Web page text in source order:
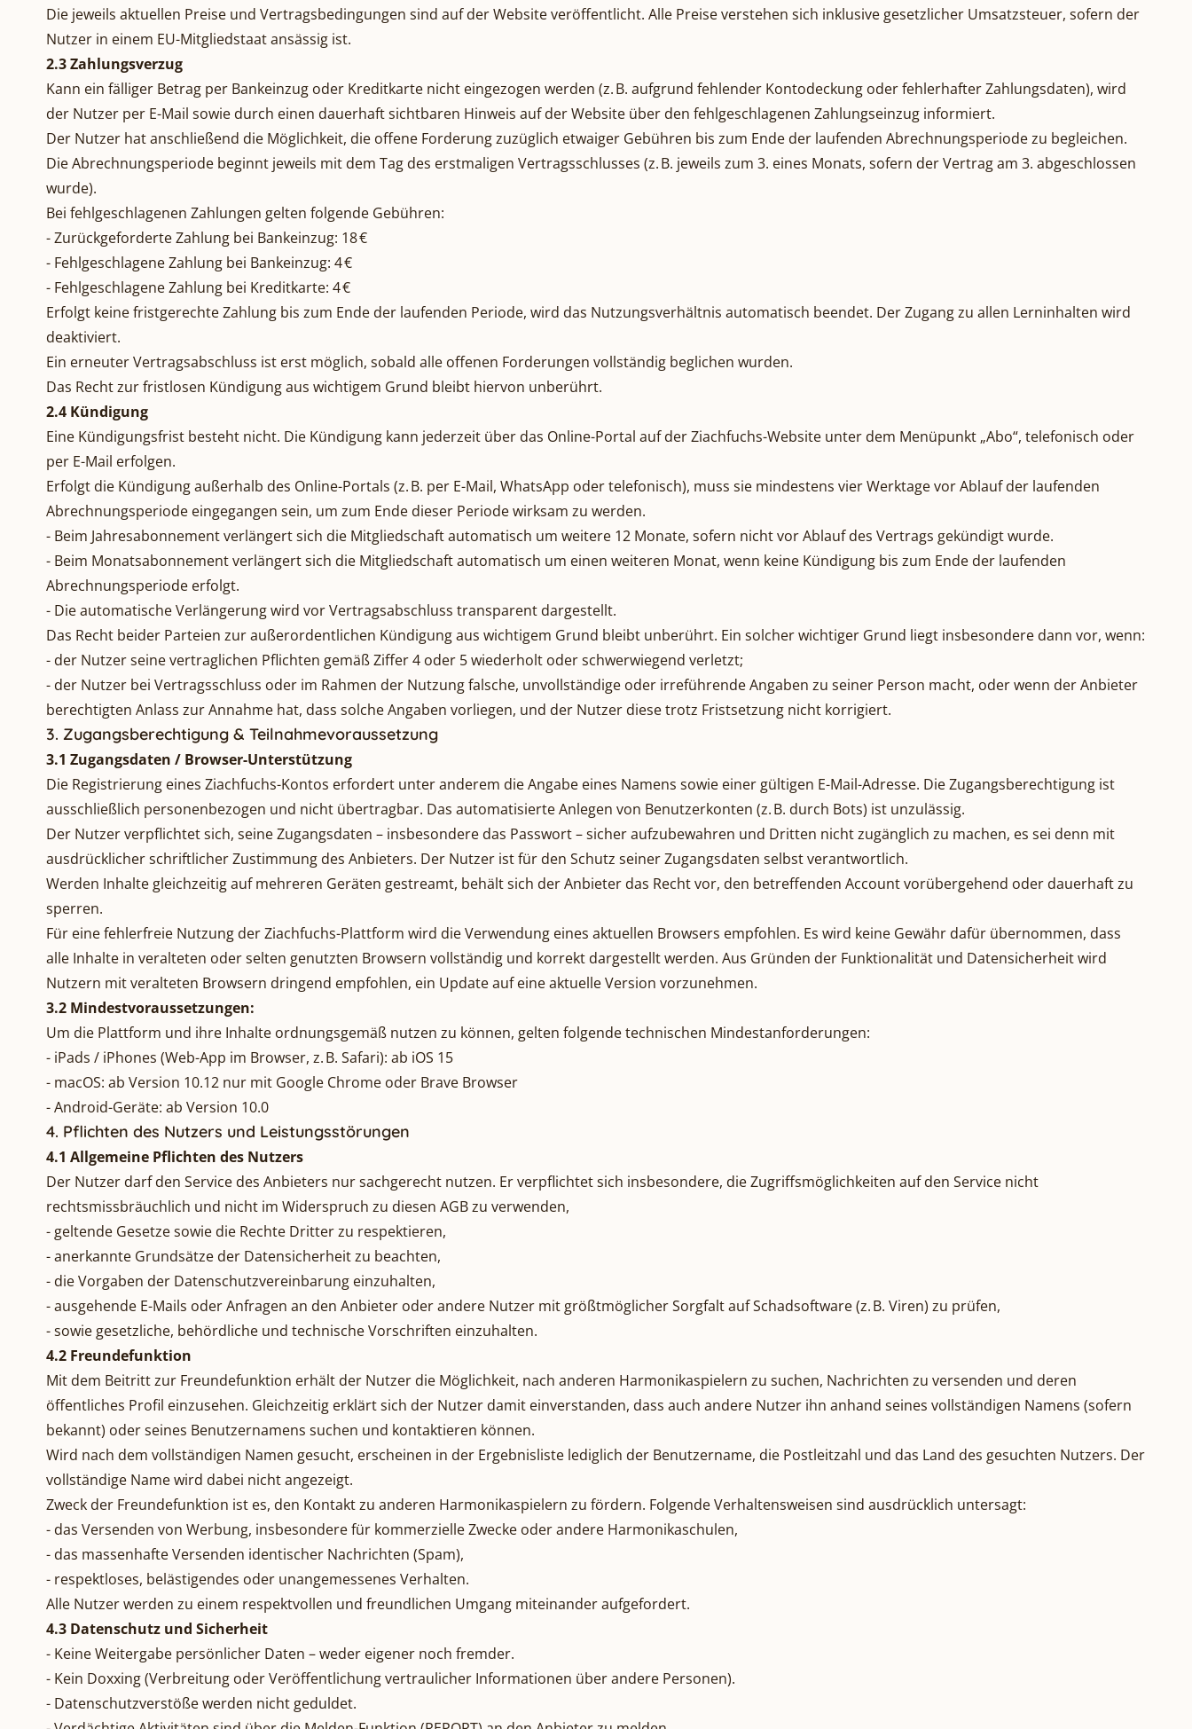
Die jeweils aktuellen Preise und Vertragsbedingungen sind auf der Website veröffentlicht. Alle Preise verstehen sich inklusive gesetzlicher Umsatzsteuer, sofern der
Nutzer in einem EU-Mitgliedstaat ansässig ist.
2.3 Zahlungsverzug
Kann ein fälliger Betrag per Bankeinzug oder Kreditkarte nicht eingezogen werden (z. B. aufgrund fehlender Kontodeckung oder fehlerhafter Zahlungsdaten), wird
der Nutzer per E-Mail sowie durch einen dauerhaft sichtbaren Hinweis auf der Website über den fehlgeschlagenen Zahlungseinzug informiert.
Der Nutzer hat anschließend die Möglichkeit, die offene Forderung zuzüglich etwaiger Gebühren bis zum Ende der laufenden Abrechnungsperiode zu begleichen.
Die Abrechnungsperiode beginnt jeweils mit dem Tag des erstmaligen Vertragsschlusses (z. B. jeweils zum 3. eines Monats, sofern der Vertrag am 3. abgeschlossen
wurde).
Bei fehlgeschlagenen Zahlungen gelten folgende Gebühren:
- Zurückgeforderte Zahlung bei Bankeinzug: 18 €
- Fehlgeschlagene Zahlung bei Bankeinzug: 4 €
- Fehlgeschlagene Zahlung bei Kreditkarte: 4 €
Erfolgt keine fristgerechte Zahlung bis zum Ende der laufenden Periode, wird das Nutzungsverhältnis automatisch beendet. Der Zugang zu allen Lerninhalten wird
deaktiviert.
Ein erneuter Vertragsabschluss ist erst möglich, sobald alle offenen Forderungen vollständig beglichen wurden.
Das Recht zur fristlosen Kündigung aus wichtigem Grund bleibt hiervon unberührt.
2.4 Kündigung
Eine Kündigungsfrist besteht nicht. Die Kündigung kann jederzeit über das Online-Portal auf der Ziachfuchs-Website unter dem Menüpunkt „Abo“, telefonisch oder
per E-Mail erfolgen.
Erfolgt die Kündigung außerhalb des Online-Portals (z. B. per E-Mail, WhatsApp oder telefonisch), muss sie mindestens vier Werktage vor Ablauf der laufenden
Abrechnungsperiode eingegangen sein, um zum Ende dieser Periode wirksam zu werden.
- Beim Jahresabonnement verlängert sich die Mitgliedschaft automatisch um weitere 12 Monate, sofern nicht vor Ablauf des Vertrags gekündigt wurde.
- Beim Monatsabonnement verlängert sich die Mitgliedschaft automatisch um einen weiteren Monat, wenn keine Kündigung bis zum Ende der laufenden
Abrechnungsperiode erfolgt.
- Die automatische Verlängerung wird vor Vertragsabschluss transparent dargestellt.
Das Recht beider Parteien zur außerordentlichen Kündigung aus wichtigem Grund bleibt unberührt. Ein solcher wichtiger Grund liegt insbesondere dann vor, wenn:
- der Nutzer seine vertraglichen Pflichten gemäß Ziffer 4 oder 5 wiederholt oder schwerwiegend verletzt;
- der Nutzer bei Vertragsschluss oder im Rahmen der Nutzung falsche, unvollständige oder irreführende Angaben zu seiner Person macht, oder wenn der Anbieter
berechtigten Anlass zur Annahme hat, dass solche Angaben vorliegen, und der Nutzer diese trotz Fristsetzung nicht korrigiert.
3. Zugangsberechtigung & Teilnahmevoraussetzung
3.1 Zugangsdaten / Browser-Unterstützung
Die Registrierung eines Ziachfuchs-Kontos erfordert unter anderem die Angabe eines Namens sowie einer gültigen E-Mail-Adresse. Die Zugangsberechtigung ist
ausschließlich personenbezogen und nicht übertragbar. Das automatisierte Anlegen von Benutzerkonten (z. B. durch Bots) ist unzulässig.
Der Nutzer verpflichtet sich, seine Zugangsdaten – insbesondere das Passwort – sicher aufzubewahren und Dritten nicht zugänglich zu machen, es sei denn mit
ausdrücklicher schriftlicher Zustimmung des Anbieters. Der Nutzer ist für den Schutz seiner Zugangsdaten selbst verantwortlich.
Werden Inhalte gleichzeitig auf mehreren Geräten gestreamt, behält sich der Anbieter das Recht vor, den betreffenden Account vorübergehend oder dauerhaft zu
sperren.
Für eine fehlerfreie Nutzung der Ziachfuchs-Plattform wird die Verwendung eines aktuellen Browsers empfohlen. Es wird keine Gewähr dafür übernommen, dass
alle Inhalte in veralteten oder selten genutzten Browsern vollständig und korrekt dargestellt werden. Aus Gründen der Funktionalität und Datensicherheit wird
Nutzern mit veralteten Browsern dringend empfohlen, ein Update auf eine aktuelle Version vorzunehmen.
3.2 Mindestvoraussetzungen:
Um die Plattform und ihre Inhalte ordnungsgemäß nutzen zu können, gelten folgende technischen Mindestanforderungen:
- iPads / iPhones (Web-App im Browser, z. B. Safari): ab iOS 15
- macOS: ab Version 10.12 nur mit Google Chrome oder Brave Browser
- Android-Geräte: ab Version 10.0
4. Pflichten des Nutzers und Leistungsstörungen
4.1 Allgemeine Pflichten des Nutzers
Der Nutzer darf den Service des Anbieters nur sachgerecht nutzen. Er verpflichtet sich insbesondere, die Zugriffsmöglichkeiten auf den Service nicht
rechtsmissbräuchlich und nicht im Widerspruch zu diesen AGB zu verwenden,
- geltende Gesetze sowie die Rechte Dritter zu respektieren,
- anerkannte Grundsätze der Datensicherheit zu beachten,
- die Vorgaben der Datenschutzvereinbarung einzuhalten,
- ausgehende E-Mails oder Anfragen an den Anbieter oder andere Nutzer mit größtmöglicher Sorgfalt auf Schadsoftware (z. B. Viren) zu prüfen,
- sowie gesetzliche, behördliche und technische Vorschriften einzuhalten.
4.2 Freundefunktion
Mit dem Beitritt zur Freundefunktion erhält der Nutzer die Möglichkeit, nach anderen Harmonikaspielern zu suchen, Nachrichten zu versenden und deren
öffentliches Profil einzusehen. Gleichzeitig erklärt sich der Nutzer damit einverstanden, dass auch andere Nutzer ihn anhand seines vollständigen Namens (sofern
bekannt) oder seines Benutzernamens suchen und kontaktieren können.
Wird nach dem vollständigen Namen gesucht, erscheinen in der Ergebnisliste lediglich der Benutzername, die Postleitzahl und das Land des gesuchten Nutzers. Der
vollständige Name wird dabei nicht angezeigt.
Zweck der Freundefunktion ist es, den Kontakt zu anderen Harmonikaspielern zu fördern. Folgende Verhaltensweisen sind ausdrücklich untersagt:
- das Versenden von Werbung, insbesondere für kommerzielle Zwecke oder andere Harmonikaschulen,
- das massenhafte Versenden identischer Nachrichten (Spam),
- respektloses, belästigendes oder unangemessenes Verhalten.
Alle Nutzer werden zu einem respektvollen und freundlichen Umgang miteinander aufgefordert.
4.3 Datenschutz und Sicherheit
- Keine Weitergabe persönlicher Daten – weder eigener noch fremder.
- Kein Doxxing (Verbreitung oder Veröffentlichung vertraulicher Informationen über andere Personen).
- Datenschutzverstöße werden nicht geduldet.